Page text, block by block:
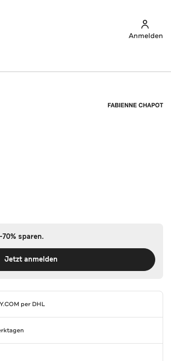
Anmelden
sparen.
Jetzt anmelden
per DHL